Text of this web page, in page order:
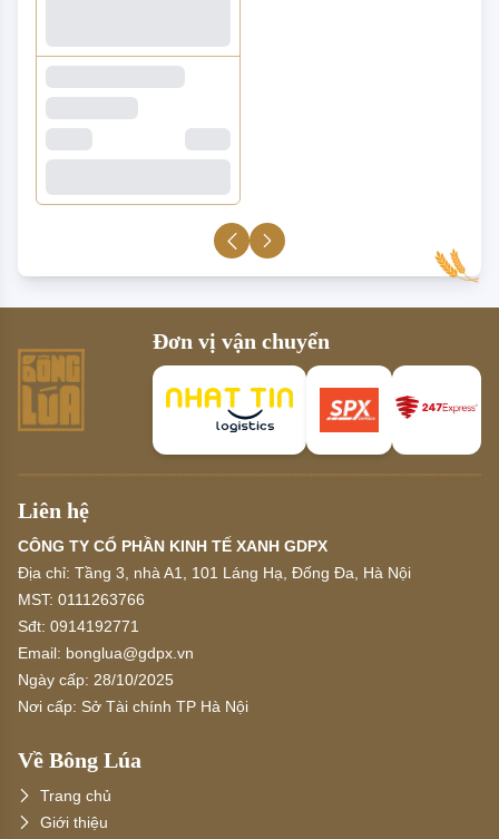
Đơn vị vận chuyển
Liên hệ
CÔNG TY CỔ PHẦN KINH TẾ XANH GDPX
Địa chỉ: Tầng 3, nhà A1, 101 Láng Hạ, Đống Đa, Hà Nội
MST: 0111263766
Sđt: 0914192771
Email: bonglua@gdpx.vn
Ngày cấp: 28/10/2025
Nơi cấp: Sở Tài chính TP Hà Nội
Về Bông Lúa
Trang chủ
Giới thiệu